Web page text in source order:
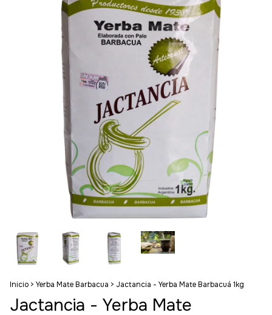
Inicio > Yerba Mate Barbacua > Jactancia - Yerba Mate Barbacuá 1kg
Jactancia - Yerba Mate